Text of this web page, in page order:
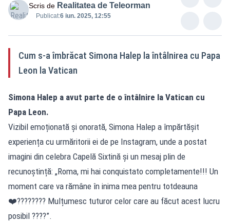
Scris de Realitatea de Teleorman
Publicat:6 iun. 2025, 12:55
Cum s-a îmbrăcat Simona Halep la întâlnirea cu Papa
Leon la Vatican
Simona Halep a avut parte de o întâlnire la Vatican cu
Papa Leon.
Vizibil emoționată și onorată, Simona Halep a împărtășit
experiența cu urmăritorii ei de pe Instagram, unde a postat
imagini din celebra Capelă Sixtină și un mesaj plin de
recunoștință: „Roma, mi hai conquistato completamente!!! Un
moment care va rămâne în inima mea pentru totdeauna
❤️???????? Mulțumesc tuturor celor care au făcut acest lucru
posibil ????”.